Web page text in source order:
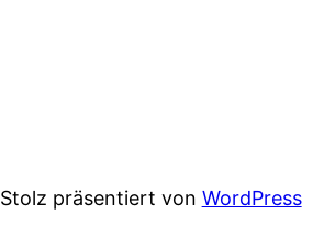
Stolz präsentiert von WordPress